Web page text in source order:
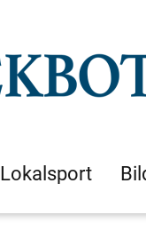
Lokalsport